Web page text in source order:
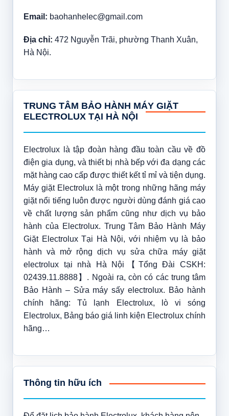
Email: baohanhelec@gmail.com
Địa chỉ: 472 Nguyễn Trãi, phường Thanh Xuân,
Hà Nội.
TRUNG TÂM BẢO HÀNH MÁY GIẶT
ELECTROLUX TẠI HÀ NỘI
Electrolux là tập đoàn hàng đầu toàn cầu về đồ
điện gia dụng, và thiết bị nhà bếp với đa dạng các
mặt hàng cao cấp được thiết kết tỉ mỉ và tiện dụng.
Máy giặt Electrolux là một trong những hãng máy
giặt nổi tiếng luôn được người dùng đánh giá cao
về chất lượng sản phẩm cũng như dịch vụ bảo
hành của Electrolux. Trung Tâm Bảo Hành Máy
Giặt Electrolux Tại Hà Nội, với nhiệm vụ là bảo
hành và mở rộng dịch vụ sửa chữa máy giặt
electrolux tại nhà Hà Nội【Tổng Đài CSKH:
02439.11.8888】. Ngoài ra, còn có các trung tâm
Bảo Hành – Sửa máy sấy electrolux. Bảo hành
chính hãng: Tủ lạnh Electrolux, lò vi sóng
Electrolux, Bảng báo giá linh kiện Electrolux chính
hãng…
Thông tin hữu ích